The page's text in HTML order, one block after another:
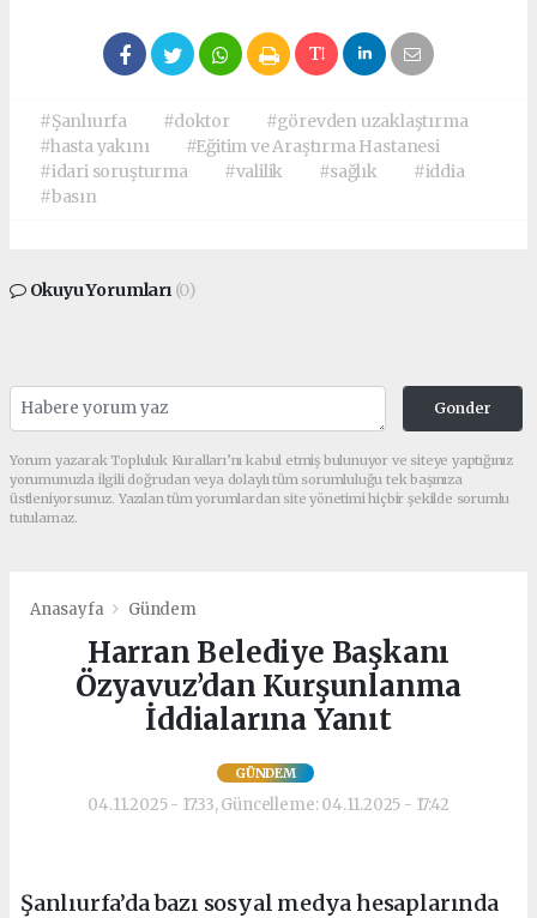
#Şanlıurfa #doktor
#görevden uzaklaştırma
#hasta yakını
#Eğitim ve Araştırma Hastanesi
#idari soruşturma
#valilik #sağlık
#iddia
#basın
Okuyu Yorumları (0)
Gonder
Yorum yazarak Topluluk Kuralları’nı kabul etmiş bulunuyor ve siteye yaptığınız
yorumunuzla ilgili doğrudan veya dolaylı tüm sorumluluğu tek başınıza
üstleniyorsunuz. Yazılan tüm yorumlardan site yönetimi hiçbir şekilde sorumlu
tutulamaz.
Anasayfa Gündem
Harran Belediye Başkanı
Özyavuz’dan Kurşunlanma
İddialarına Yanıt
GÜNDEM
04.11.2025 - 17:33, Güncelleme: 04.11.2025 - 17:42
Şanlıurfa’da bazı sosyal medya hesaplarında